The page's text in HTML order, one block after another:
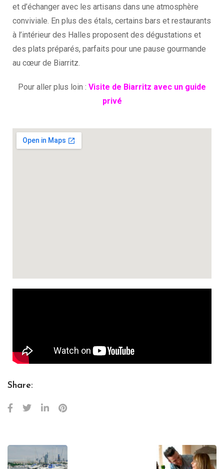
et d’échanger avec les artisans dans une atmosphère
conviviale. En plus des étals, certains bars et restaurants
à l’intérieur des Halles proposent des dégustations et
des plats préparés, parfaits pour une pause gourmande
au cœur de Biarritz.
Pour aller plus loin : Visite de Biarritz avec un guide
privé
Share: